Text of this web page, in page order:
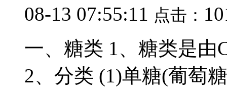
08-13 07:55:11 点击：
一、糖类 1、糖类是由
2、分类 (1)单糖(葡萄